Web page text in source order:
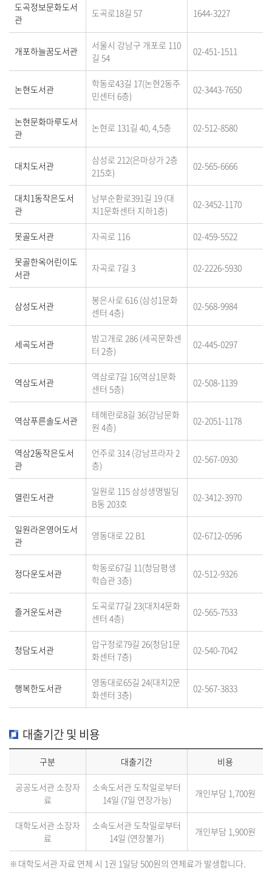
도곡정보문화도서
관
도곡로18길 57 1644-3227
개포하늘꿈도서관
서울시 강남구 개포로 110
길 54
02-451-1511
논현도서관
학동로43길 17(논현2동주
민센터 6층)
02-3443-7650
논현문화마루도서
관
논현로 131길 40, 4,5층 02-512-8580
대치도서관
삼성로 212(은마상가 2층
215호)
02-565-6666
대치1동작은도서
관
남부순환로391길 19 (대
치1문화센터 지하1층)
02-3452-1170
못골도서관 자곡로 116 02-459-5522
못골한옥어린이도
서관
자곡로 7길 3 02-2226-5930
삼성도서관
봉은사로 616 (삼성1문화
센터 4층)
02-568-9984
세곡도서관
밤고개로 286 (세곡문화센
터 2층)
02-445-0297
역삼도서관
역삼로7길 16(역삼1문화
센터 5층)
02-508-1139
역삼푸른솔도서관
테헤란로8길 36(강남문화
원 4층)
02-2051-1178
역삼2동작은도서
관
언주로 314 (강남프라자 2
층)
02-567-0930
열린도서관
일원로 115 삼성생명빌딩
B동 203호
02-3412-3970
일원라온영어도서
관
영동대로 22 B1 02-6712-0596
정다운도서관
학동로67길 11(청담평생
학습관 3층)
02-512-9326
즐거운도서관
도곡로77길 23(대치4문화
센터 4층)
02-565-7533
청담도서관
압구정로79길 26(청담1문
화센터 7층)
02-540-7042
행복한도서관
영동대로65길 24(대치2문
화센터 3층)
02-567-3833
대출기간 및 비용
구분 대출기간 비용
공공도서관 소장자
료
소속도서관 도착일로부터
14일 (7일 연장가능)
개인부담 1,700원
대학도서관 소장자
료
소속도서관 도착일로부터
14일 (연장불가)
개인부담 1,900원
대학도서관 자료 연체 시 1권 1일당 500원의 연체료가 발생합니다.